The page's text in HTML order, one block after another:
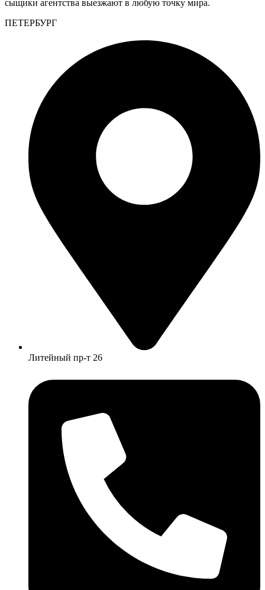
сыщики агентства выезжают в любую точку мира.
ПЕТЕРБУРГ
Литейный пр-т 26